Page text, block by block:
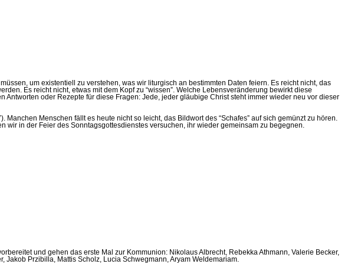
um existentiell zu verstehen, was wir liturgisch an bestimmten Daten feiern. Es reicht nicht, das
Es reicht nicht, etwas mit dem Kopf zu “wissen”. Welche Lebensveränderung bewirkt diese
oder Rezepte für diese Fragen: Jede, jeder gläubige Christ steht immer wieder neu vor dieser
Menschen fällt es heute nicht so leicht, das Bildwort des “Schafes” auf sich gemünzt zu hören.
wir in der Feier des Sonntagsgottesdienstes versuchen, ihr wieder gemeinsam zu begegnen.
und gehen das erste Mal zur Kommunion: Nikolaus Albrecht, Rebekka Athmann, Valerie Becker,
Jakob Przibilla, Mattis Scholz, Lucia Schwegmann, Aryam Weldemariam.